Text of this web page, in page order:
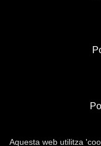
Aquesta web utilitza